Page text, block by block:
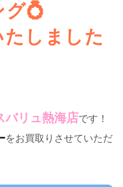
グ💍
しました
バリュ熱海店です！
をお買取りさせていただ